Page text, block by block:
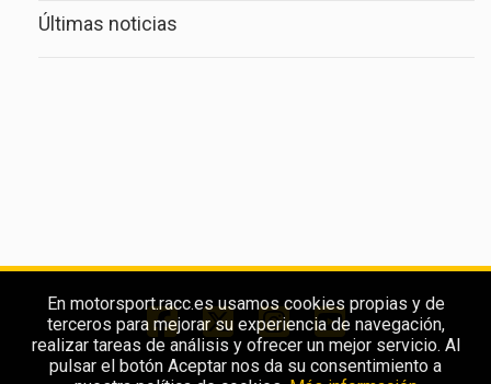
Últimas noticias
En motorsport.racc.es usamos cookies propias y de
terceros para mejorar su experiencia de navegación,
realizar tareas de análisis y ofrecer un mejor servicio. Al
pulsar el botón Aceptar nos da su consentimiento a